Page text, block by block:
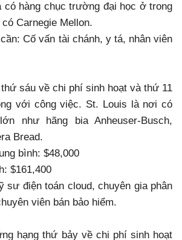
có hàng chục trường đại học ở trong
Carnegie Mellon.
Cố vấn tài chánh, y tá, nhân viên
sáu về chi phí sinh hoạt và thứ 11
với công việc. St. Louis là nơi có
như hãng bia Anheuser-Busch,
Bread.
bình: $48,000
$161,400
sư điện toán cloud, chuyên gia phân
viên bán bảo hiểm.
hạng thứ bảy về chi phí sinh hoạt